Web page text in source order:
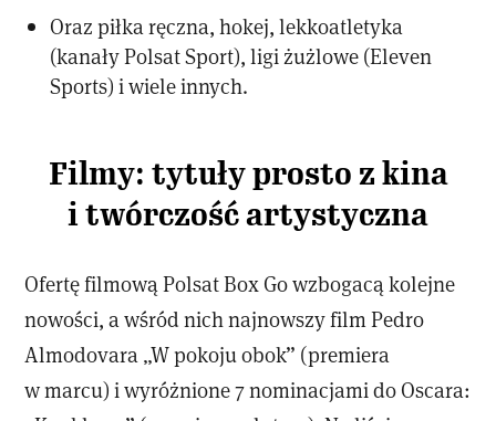
Oraz piłka ręczna, hokej, lekkoatletyka
(kanały Polsat Sport), ligi żużlowe (Eleven
Sports) i wiele innych.
Filmy: tytuły prosto z kina
i twórczość artystyczna
Ofertę filmową Polsat Box Go wzbogacą kolejne
nowości, a wśród nich najnowszy film Pedro
Almodovara „W pokoju obok” (premiera
w marcu) i wyróżnione 7 nominacjami do Oscara: